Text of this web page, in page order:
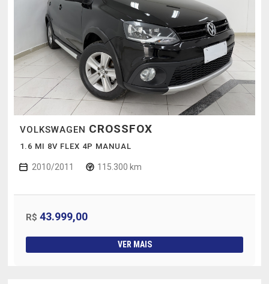
VOLKSWAGEN CROSSFOX
1.6 MI 8V FLEX 4P MANUAL
2010/2011 115.300 km
R$ 43.999,00
VER MAIS